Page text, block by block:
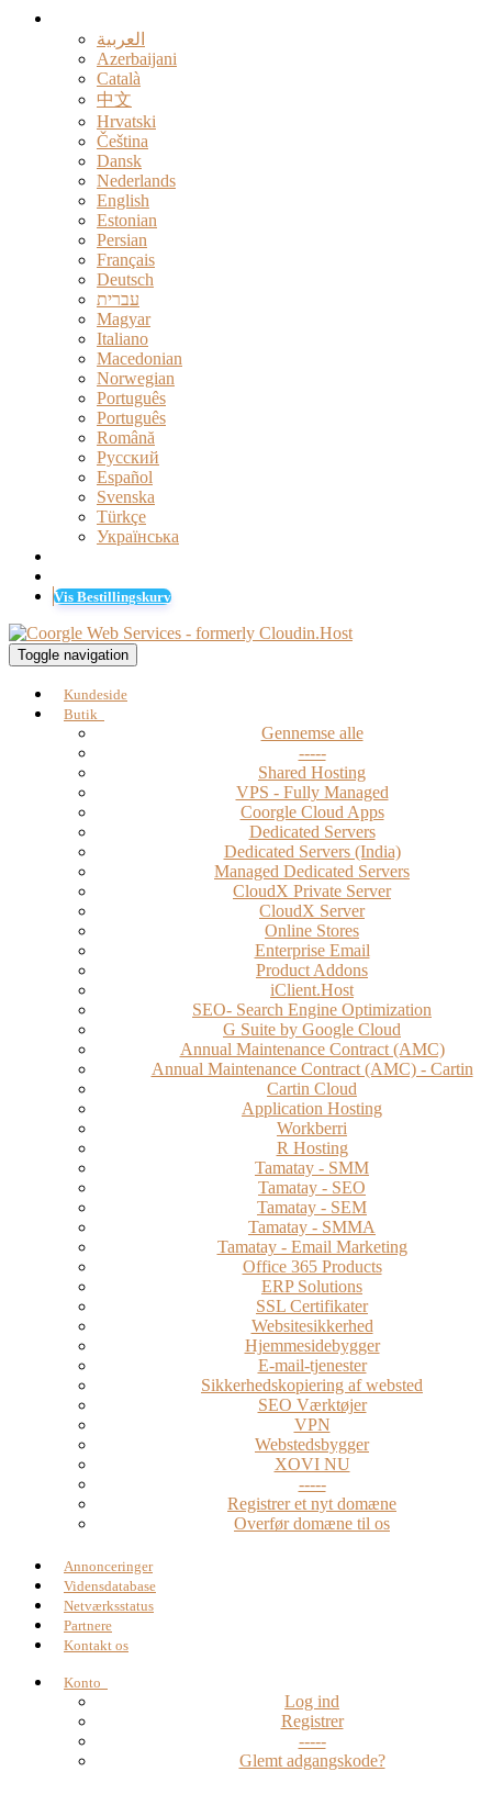
العربية
Azerbaijani
Català
中文
Hrvatski
Čeština
Dansk
Nederlands
English
Estonian
Persian
Français
Deutsch
עברית
Magyar
Italiano
Macedonian
Norwegian
Português
Português
Română
Русский
Español
Svenska
Türkçe
Українська
Vis Bestillingskurv
Toggle navigation
Kundeside
Butik
Gennemse alle
-----
Shared Hosting
VPS - Fully Managed
Coorgle Cloud Apps
Dedicated Servers
Dedicated Servers (India)
Managed Dedicated Servers
CloudX Private Server
CloudX Server
Online Stores
Enterprise Email
Product Addons
iClient.Host
SEO- Search Engine Optimization
G Suite by Google Cloud
Annual Maintenance Contract (AMC)
Annual Maintenance Contract (AMC) - Cartin
Cartin Cloud
Application Hosting
Workberri
R Hosting
Tamatay - SMM
Tamatay - SEO
Tamatay - SEM
Tamatay - SMMA
Tamatay - Email Marketing
Office 365 Products
ERP Solutions
SSL Certifikater
Websitesikkerhed
Hjemmesidebygger
E-mail-tjenester
Sikkerhedskopiering af websted
SEO Værktøjer
VPN
Webstedsbygger
XOVI NU
-----
Registrer et nyt domæne
Overfør domæne til os
Annonceringer
Vidensdatabase
Netværksstatus
Partnere
Kontakt os
Konto
Log ind
Registrer
-----
Glemt adgangskode?